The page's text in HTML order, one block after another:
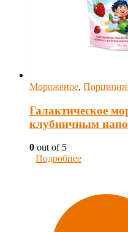
Мороженое,
Галактическое
клубничным
0 out of 5
Подробнее